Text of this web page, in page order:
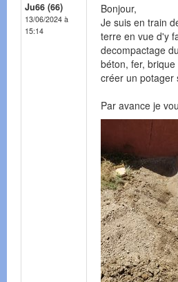
Ju66 (66)
13/06/2024 à
15:14
Bonjour,
Je suis en train
terre en vue d'y
decompactage
béton, fer,
créer un potager
Par avance je